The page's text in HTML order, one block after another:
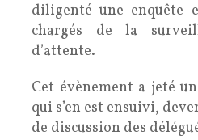
diligenté une enquête
chargés de la
d’attente.
Cet évènement a jeté
qui s’en est ensuivi,
de discussion des